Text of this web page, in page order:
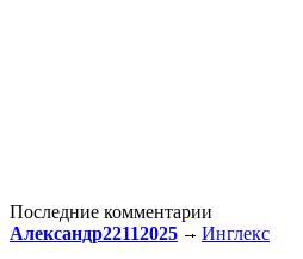
Последние комментарии
Александр22112025
Инглекс